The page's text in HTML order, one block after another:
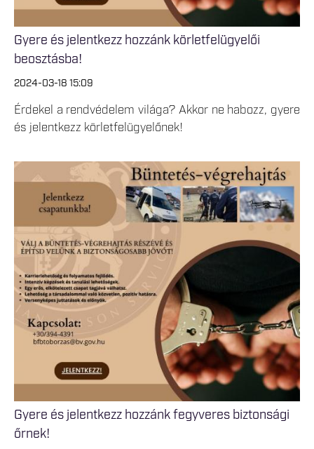
Gyere és jelentkezz hozzánk körletfelügyelői
beosztásba!
2024-03-18 15:09
Érdekel a rendvédelem világa? Akkor ne habozz, gyere
és jelentkezz körletfelügyelőnek!
Gyere és jelentkezz hozzánk fegyveres biztonsági
őrnek!